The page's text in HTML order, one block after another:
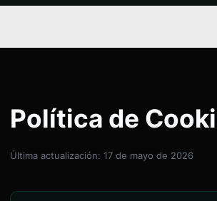
Política de
Última actualización: 17 de mayo de 2026